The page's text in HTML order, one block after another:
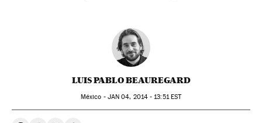
LUIS PABLO BEAUREGARD
México - JAN 04, 2014 - 13:51EST